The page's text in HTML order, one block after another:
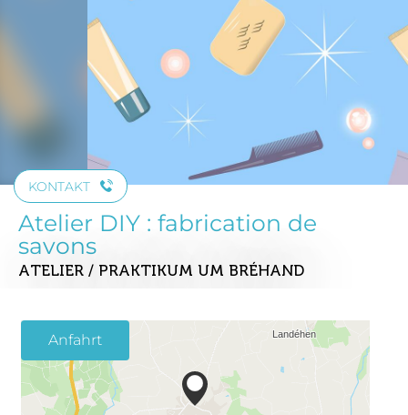
KONTAKT
Atelier DIY : fabrication de
savons
ATELIER / PRAKTIKUM UM BRÉHAND
Anfahrt